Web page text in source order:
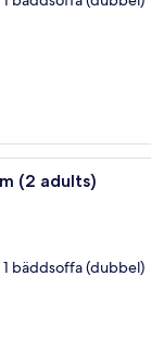
(2 adults)
bäddsoffa (dubbel)